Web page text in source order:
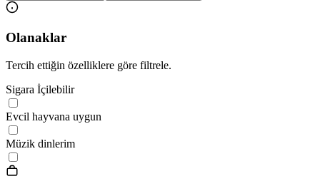
Olanaklar
Tercih ettiğin özelliklere göre filtrele.
Sigara İçilebilir
Evcil hayvana uygun
Müzik dinlerim